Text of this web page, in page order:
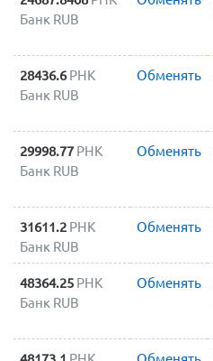
Банк RUB
28436.6 РНК
Банк RUB
Обменять
29998.77 РНК
Банк RUB
Обменять
31611.2 РНК
Банк RUB
Обменять
48364.25 РНК
Банк RUB
Обменять